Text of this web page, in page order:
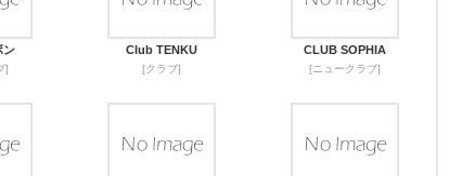
ン
]
Club TENKU
[クラブ]
CLUB SOPHIA
[ニュークラブ]